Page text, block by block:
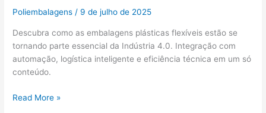
Poliembalagens/ 9 de julho de 2025
Descubra como as embalagens plásticas flexíveis estão se
tornando parte essencial da Indústria 4.0. Integração com
automação, logística inteligente e eficiência técnica em um só
conteúdo.
Read More »